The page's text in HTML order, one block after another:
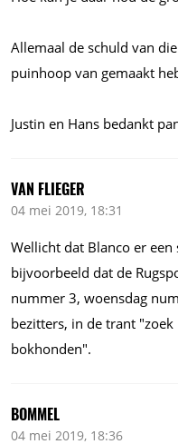
Allemaal de schuld van
puinhoop van gemaakt
Justin en Hans bedankt
VAN FLIEGER
04 mei 2019, 18:31
Wellicht dat Blanco er
bijvoorbeeld dat de
nummer 3, woensdag
bezitters, in de trant
bokhonden".
BOMMEL
04 mei 2019, 18:36